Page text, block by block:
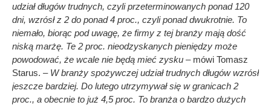
udział długów trudnych, czyli przeterminowanych ponad 120
dni, wzrósł z 2 do ponad 4 proc., czyli ponad dwukrotnie. To
niemało, biorąc pod uwagę, że firmy z tej branży mają dość
niską marżę. Te 2 proc. nieodzyskanych pieniędzy może
powodować, że wcale nie będą mieć zysku –mówi Tomasz
Starus. – W branży spożywczej udział trudnych długów wzrósł
jeszcze bardziej. Do lutego utrzymywał się w granicach 2
proc., a obecnie to już 4,5 proc. To branża o bardzo dużych